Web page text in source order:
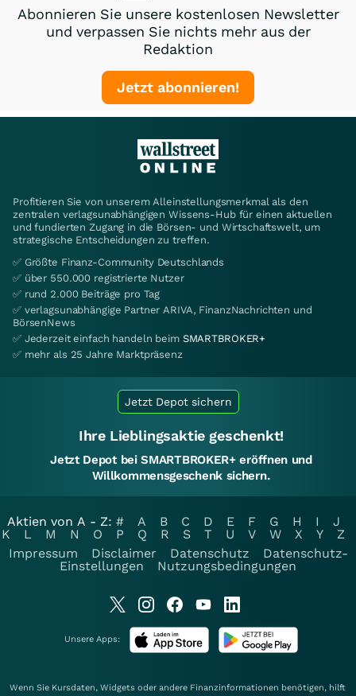
Abonnieren Sie unsere kostenlosen Newsletter
und verpassen Sie nichts mehr aus der
Redaktion
Jetzt abonnieren!
Profitieren Sie von unserem Alleinstellungsmerkmal als den
zentralen verlagsunabhängigen Wissens-Hub für einen aktuellen
und fundierten Zugang in die Börsen- und Wirtschaftswelt, um
strategische Entscheidungen zu treffen.
✅ Größte Finanz-Community Deutschlands
✅ über 550.000 registrierte Nutzer
✅ rund 2.000 Beiträge pro Tag
✅ verlagsunabhängige Partner ARIVA, FinanzNachrichten und
BörsenNews
✅ Jederzeit einfach handeln beim SMARTBROKER+
✅ mehr als 25 Jahre Marktpräsenz
Jetzt Depot sichern
Ihre Lieblingsaktie geschenkt!
Jetzt Depot bei SMARTBROKER+ eröffnen und
Willkommensgeschenk sichern.
Aktien von A - Z: # A B C D E F G H I
J
K
L M N O P Q R S T U V W X Y
Z
Impressum
Disclaimer Datenschutz
Datenschutz-
Einstellungen
Nutzungsbedingungen
Unsere Apps:
Wenn Sie Kursdaten, Widgets oder andere Finanzinformationen benötigen, hilft